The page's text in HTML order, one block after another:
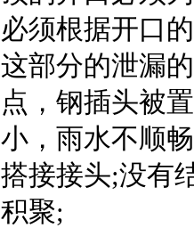
必须根据开口
这部分的泄漏
点，钢插头被
小，雨水不顺
搭接接头;没有
积聚;